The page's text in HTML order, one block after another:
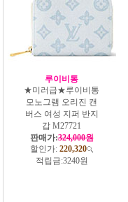
루이비통
★미러급★루이비통
모노그램 오리진 캔
버스 여성 지퍼 반지
갑 M27721
판매가:324,000원
할인가: 220,320
적립금:3240원